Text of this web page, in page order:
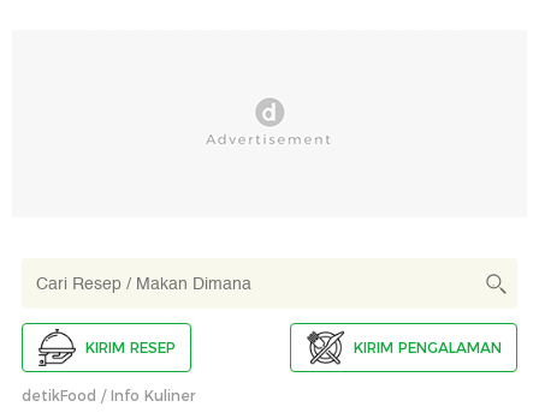
KIRIM RESEP KIRIM PENGALAMAN
detikFood Info Kuliner